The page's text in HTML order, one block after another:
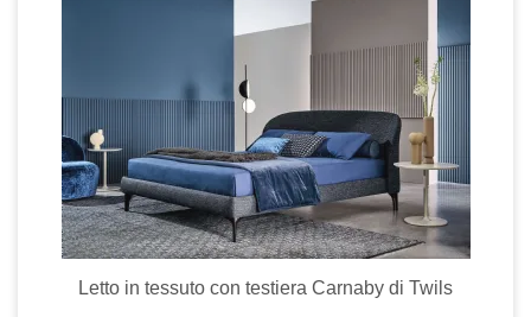
Letto in tessuto con testiera Carnaby di Twils